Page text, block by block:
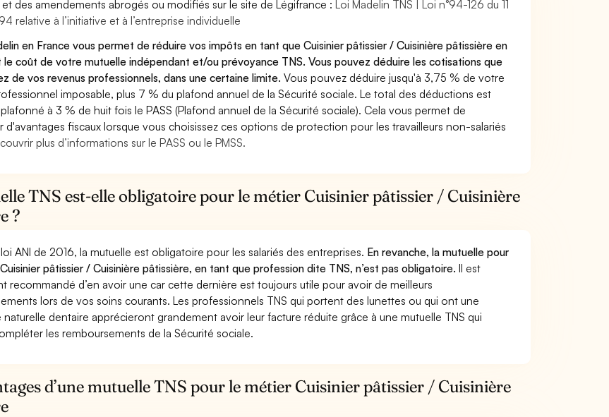
et des amendements abrogés ou modifiés sur le site de Légifrance :Loi Madelin TNS | Loi n°94-126 du 11
relative à l’initiative et à l’entreprise individuelle
en France vous permet de réduire vos impôts en tant que Cuisinier pâtissier / Cuisinière pâtissière en
le coût de votre mutuelle indépendant et/ou prévoyance TNS. Vous pouvez déduire les cotisations que
de vos revenus professionnels, dans une certaine limite.Vous pouvez déduire jusqu'à 3,75 % de votre
imposable, plus 7 % du plafond annuel de la Sécurité sociale. Le total des déductions est
à 3 % de huit fois le PASS (Plafond annuel de la Sécurité sociale). Cela vous permet de
d'avantages fiscaux lorsque vous choisissez ces options de protection pour les travailleurs non-salariés
plus d’informations sur le PASS ou le PMSS.
TNS est-elle obligatoire pour le métier Cuisinier pâtissier / Cuisinière
?
ANI de 2016, la mutuelle est obligatoire pour les salariés des entreprises. En revanche, la mutuelle pour
pâtissier / Cuisinière pâtissière, en tant que profession dite TNS, n’est pas obligatoire.Il est
recommandé d’en avoir une car cette dernière est toujours utile pour avoir de meilleurs
lors de vos soins courants. Les professionnels TNS qui portent des lunettes ou qui ont une
naturelle dentaire apprécieront grandement avoir leur facture réduite grâce à une mutuelle TNS qui
les remboursements de la Sécurité sociale.
d’une mutuelle TNS pour le métier Cuisinier pâtissier / Cuisinière